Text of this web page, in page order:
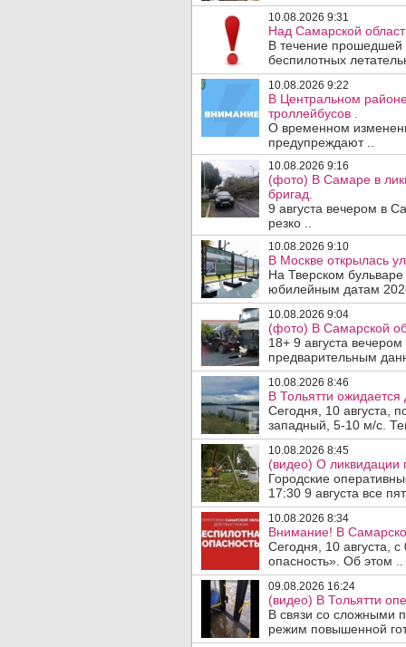
10.08.2026 9:31
Над Самарской
В течение прошедшей
беспилотных
10.08.2026 9:22
В Центральном
троллейбусов .
О временном
предупреждают ..
10.08.2026 9:16
(фото) В Самаре в
бригад.
9 августа вечером в
резко ..
10.08.2026 9:10
В Москве открылась
На Тверском
юбилейным датам
10.08.2026 9:04
(фото) В Самарской
18+ 9 августа
предварительным
10.08.2026 8:46
В Тольятти ожидается
Сегодня, 10 августа,
западный, 5-10 м/с.
10.08.2026 8:45
(видео) О ликвидации
Городские
17:30 9 августа все
10.08.2026 8:34
Внимание! В
Сегодня, 10 августа,
опасность». Об этом ..
09.08.2026 16:24
(видео) В Тольятти
В связи со сложными
режим повышенной